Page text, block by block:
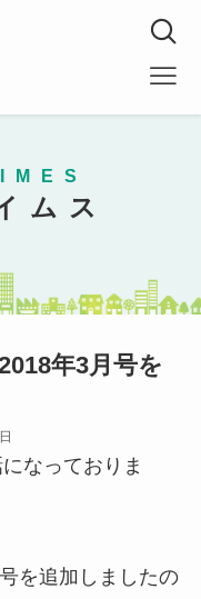
ムス
年3月号を
なっておりま
を追加しましたの